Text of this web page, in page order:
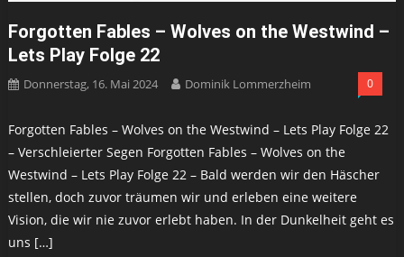
Forgotten Fables – Wolves on the Westwind –
Lets Play Folge 22
Donnerstag, 16. Mai 2024 Dominik Lommerzheim 0
Forgotten Fables – Wolves on the Westwind – Lets Play Folge 22
– Verschleierter Segen Forgotten Fables – Wolves on the
Westwind – Lets Play Folge 22 – Bald werden wir den Häscher
stellen, doch zuvor träumen wir und erleben eine weitere
Vision, die wir nie zuvor erlebt haben. In der Dunkelheit geht es
uns […]